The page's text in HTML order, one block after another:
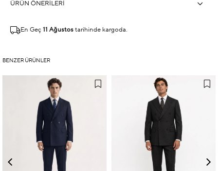
ÜRÜN ÖNERILERI
En Geç 11 Ağustos tarihinde kargoda.
BENZER ÜRÜNLER